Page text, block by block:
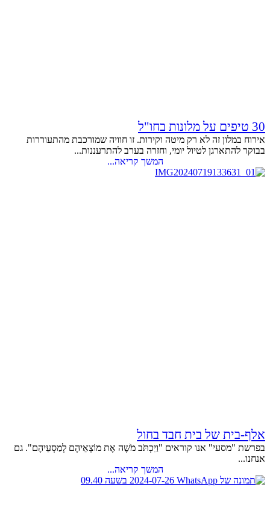
30 טיפים על מלונות בחו"ל
אירוח במלון זה לא רק מיטה וקירות. זו חוויה שמורכבת מהתעוררות
בבוקר להתארגן לטיול יומי, וחזרה בערב להתרעננות...
המשך קריאה...
אלף-בית של בית חבד בחול
בפרשת "מסעי" אנו קוראים "וַיִּכְתֹּב מֹשֶׁה אֶת מוֹצָאֵיהֶם לְמַסְעֵיהֶם". גם
אנחנו...
המשך קריאה...